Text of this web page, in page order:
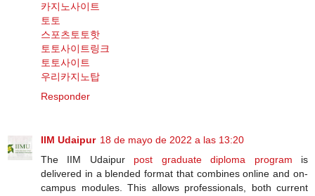
카지노사이트
토토
스포츠토토핫
토토사이트링크
토토사이트
우리카지노탑
Responder
IIM Udaipur 18 de mayo de 2022 a las 13:20
The IIM Udaipur post graduate diploma program is
delivered in a blended format that combines online and on-
campus modules. This allows professionals, both current